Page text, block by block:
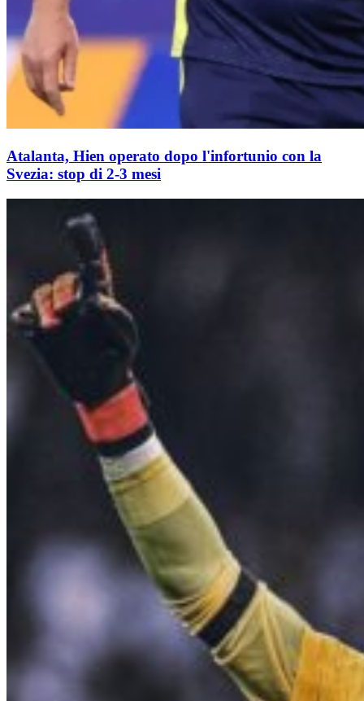
Atalanta, Hien operato dopo l'infortunio con la
Svezia: stop di 2-3 mesi